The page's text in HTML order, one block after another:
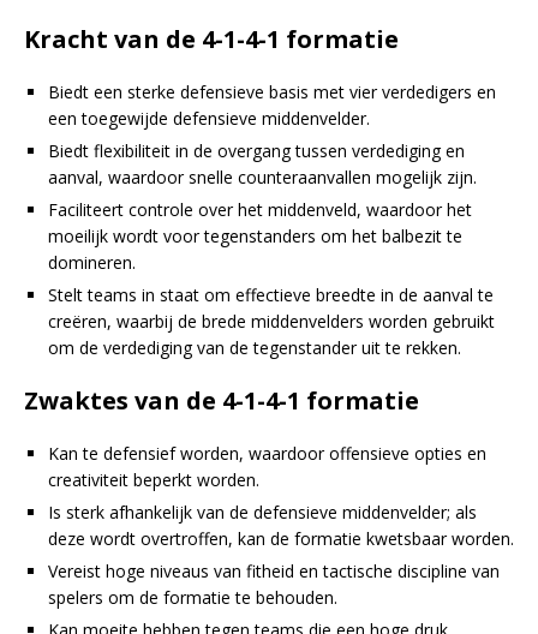
Kracht van de 4-1-4-1 formatie
Biedt een sterke defensieve basis met vier verdedigers en
een toegewijde defensieve middenvelder.
Biedt flexibiliteit in de overgang tussen verdediging en
aanval, waardoor snelle counteraanvallen mogelijk zijn.
Faciliteert controle over het middenveld, waardoor het
moeilijk wordt voor tegenstanders om het balbezit te
domineren.
Stelt teams in staat om effectieve breedte in de aanval te
creëren, waarbij de brede middenvelders worden gebruikt
om de verdediging van de tegenstander uit te rekken.
Zwaktes van de 4-1-4-1 formatie
Kan te defensief worden, waardoor offensieve opties en
creativiteit beperkt worden.
Is sterk afhankelijk van de defensieve middenvelder; als
deze wordt overtroffen, kan de formatie kwetsbaar worden.
Vereist hoge niveaus van fitheid en tactische discipline van
spelers om de formatie te behouden.